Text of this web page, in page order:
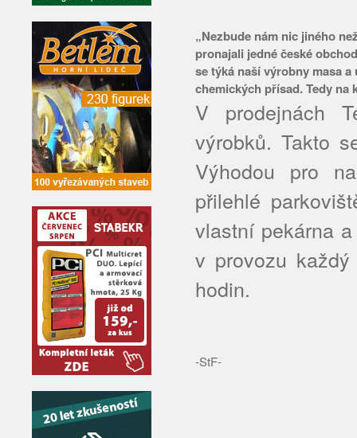
„Nezbude nám nic jiného
pronajali jedné české
se týká naší výrobny masa
chemických přísad. Tedy
V prodejnách
výrobků. Takto
Výhodou pro
přilehlé
vlastní pekárna
v provozu
hodin.
-StF-